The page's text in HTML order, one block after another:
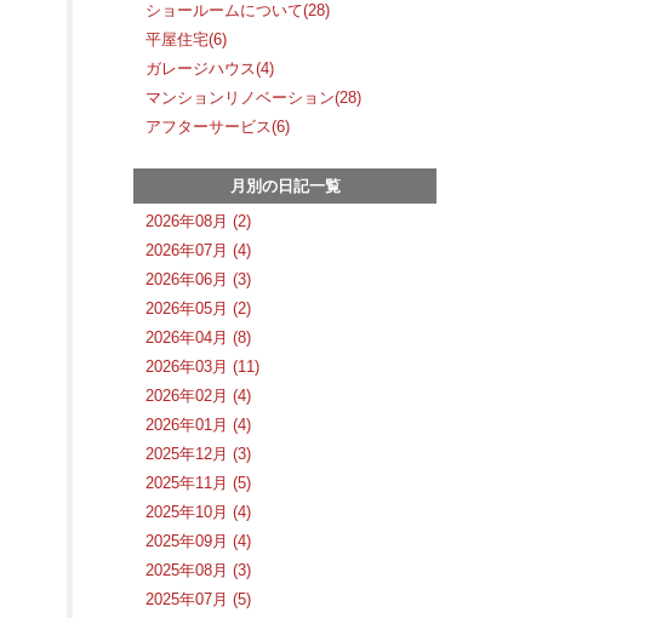
ショールームについて(28)
平屋住宅(6)
ガレージハウス(4)
マンションリノベーション(28)
アフターサービス(6)
月別の日記一覧
2026年08月 (2)
2026年07月 (4)
2026年06月 (3)
2026年05月 (2)
2026年04月 (8)
2026年03月 (11)
2026年02月 (4)
2026年01月 (4)
2025年12月 (3)
2025年11月 (5)
2025年10月 (4)
2025年09月 (4)
2025年08月 (3)
2025年07月 (5)